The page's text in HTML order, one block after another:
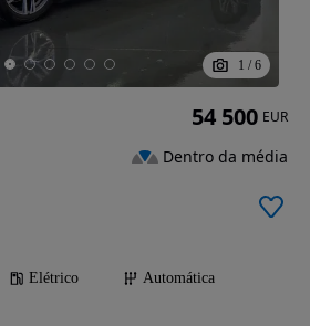
1 / 6
Elétrico
Automática
54 500 EUR
Dentro da média